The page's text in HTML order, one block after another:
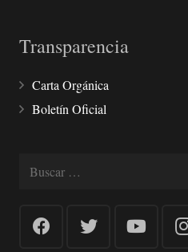
Transparencia
Carta Orgánica
Boletín Oficial
Buscar: